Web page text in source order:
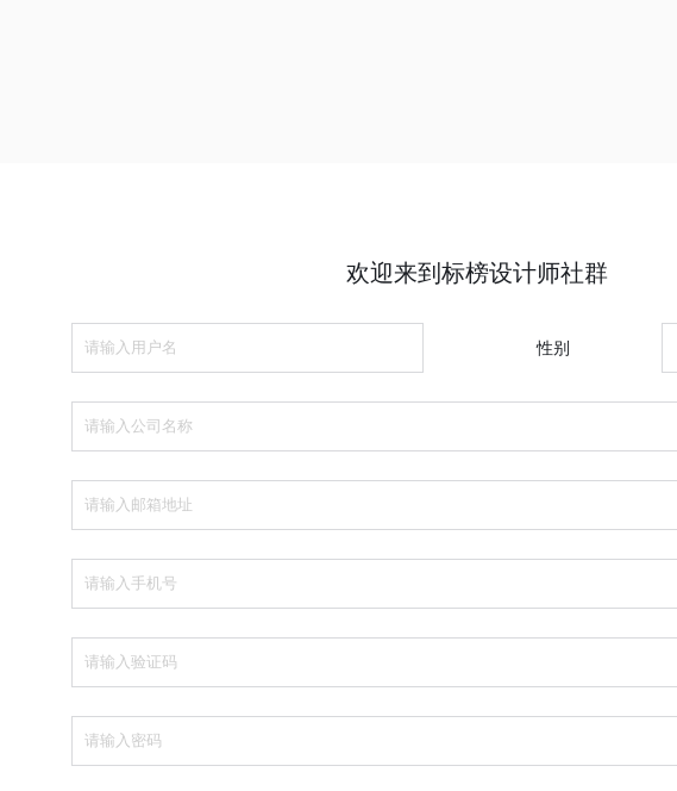
欢迎来到标榜设计师社群
性别